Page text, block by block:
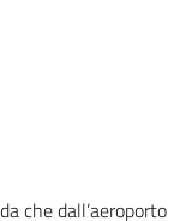
che dall’aeroporto